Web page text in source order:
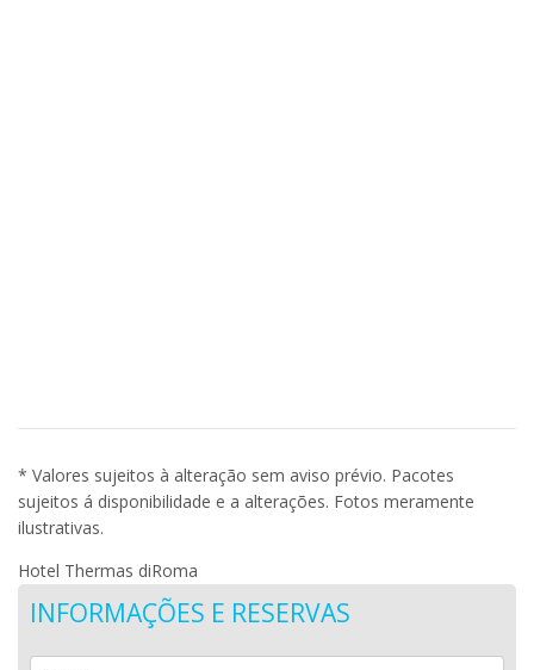
* Valores sujeitos à alteração sem aviso prévio. Pacotes
sujeitos á disponibilidade e a alterações. Fotos meramente
ilustrativas.
Hotel Thermas diRoma
INFORMAÇÕES E RESERVAS